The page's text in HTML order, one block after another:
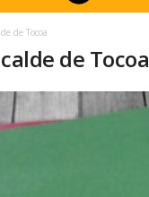
de Tocoa
de Tocoa